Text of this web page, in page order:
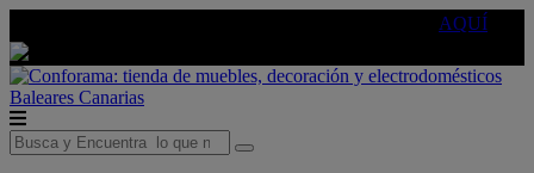
AQUÍ
Baleares Canarias